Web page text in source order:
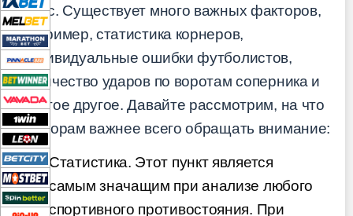
плюс. Существует много важных факторов,
например, статистика корнеров,
индивидуальные ошибки футболистов,
количество ударов по воротам соперника и
многое другое. Давайте рассмотрим, на что
бетторам важнее всего обращать внимание:
Статистика. Этот пункт является
самым значащим при анализе любого
спортивного противостояния. При